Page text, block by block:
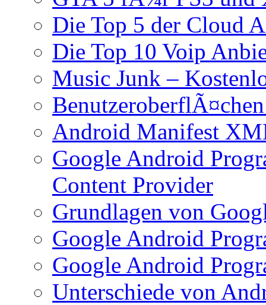
Die Top 5 der Cloud
Die Top 10 Voip
Music Junk –
Android Manifest
Google Android
Content Provider
Grundlagen von
Google Android
Google Android
Unterschiede von